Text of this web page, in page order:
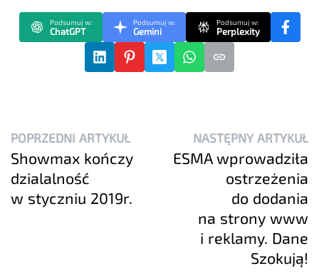
Podsumuj w:
ChatGPT
Podsumuj w:
Gemini
Podsumuj w:
Perplexity
POPRZEDNI ARTYKUŁ
Showmax kończy
dzialalność
w styczniu 2019r.
NASTĘPNY ARTYKUŁ
ESMA wprowadziła
ostrzeżenia
do dodania
na strony www
i reklamy. Dane
Szokują!